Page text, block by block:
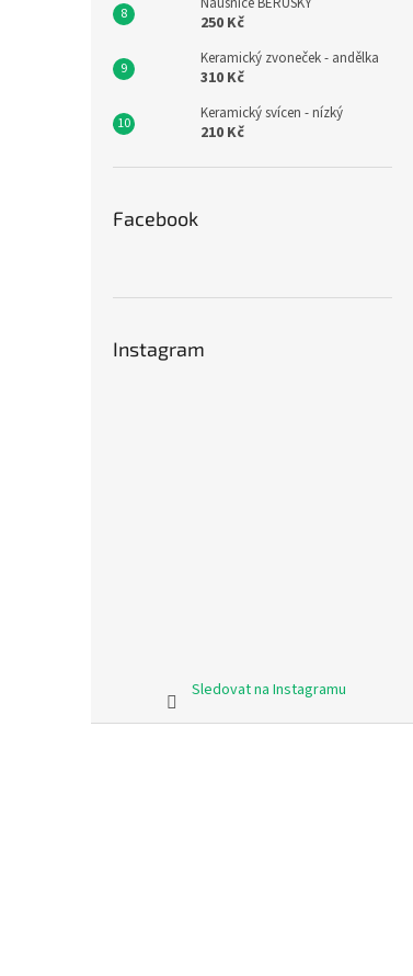
250 Kč
Keramický zvoneček - andělka
310 Kč
Keramický svícen - nízký
210 Kč
Facebook
Instagram
Sledovat na Instagramu